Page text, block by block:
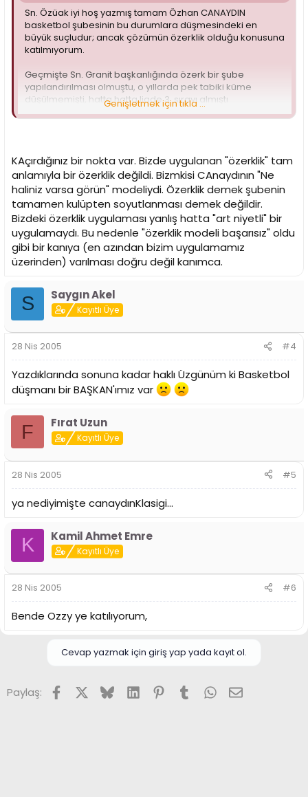
Sn. Özüak iyi hoş yazmış tamam Özhan CANAYDIN
basketbol şubesinin bu durumlara düşmesindeki en
büyük suçludur; ancak çözümün özerklik olduğu konusuna
katılmıyorum.
Geçmişte Sn. Granit başkanlığında özerk bir şube
yapılandırılması olmuştu, o yıllarda pek tabiki küme
düşülmemişti, hatta hatta ligde 3. sırayı almıştı
Galatasaray ancak yine de maddi sorunlar mevcuttu.
Bknz: Fenerbahce ve Besiktas
Genişletmek için tıkla ...
KAçırdığınız bir nokta var. Bizde uygulanan "özerklik" tam
anlamıyla bir özerklik değildi. Bizmkisi CAnaydının "Ne
haliniz varsa görün" modeliydi. Özerklik demek şubenin
tamamen kulüpten soyutlanması demek değildir.
Bizdeki özerklik uygulaması yanlış hatta "art niyetli" bir
uygulamaydı. Bu nedenle "özerklik modeli başarısız" oldu
gibi bir kanıya (en azından bizim uygulamamız
üzerinden) varılması doğru değil kanımca.
S Saygın Akel
Kayıtlı Üye
28 Nis 2005 #4
Yazdıklarında sonuna kadar haklı Üzgünüm ki Basketbol
düşmanı bir BAŞKAN'ımız var
F Fırat Uzun
Kayıtlı Üye
28 Nis 2005 #5
ya nediyimişte canaydınKlasigi...
K Kamil Ahmet Emre
Kayıtlı Üye
28 Nis 2005 #6
Bende Ozzy ye katılıyorum,
Cevap yazmak için giriş yap yada kayıt ol.
Paylaş: FacebookX (Twitter)
BlueskyLinkedInPinterest
TumblrWhatsApp
E-posta